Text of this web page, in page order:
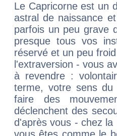
Le Capricorne est un
astral de naissance
parfois un peu grave
presque tous vos
réservé et un peu
l'extraversion - vous
à revendre :
terme, votre sens
faire des
déclenchent des
d'après vous - chez